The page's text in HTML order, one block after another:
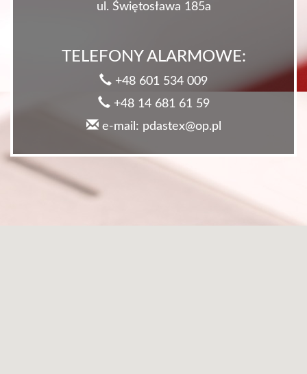
ul. Świętosława 185a
TELEFONY ALARMOWE:
+48 601 534 009
+48 14 681 61 59
e-mail: pdastex@op.pl